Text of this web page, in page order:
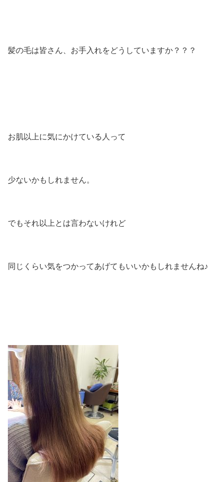
髪の毛は皆さん、お手入れをどうしていますか？？？
お肌以上に気にかけている人って
少ないかもしれません。
でもそれ以上とは言わないけれど
同じくらい気をつかってあげてもいいかもしれませんね♪